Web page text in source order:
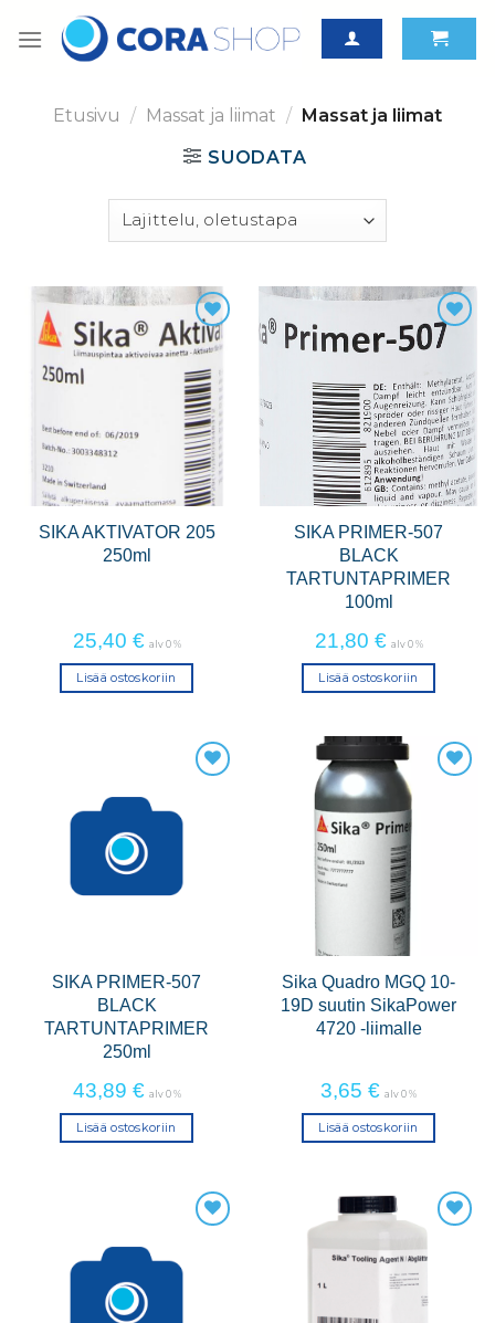
Etusivu / Massat ja liimat / Massat ja liimat
SUODATA
SIKA AKTIVATOR 205
250ml
25,40 € alv 0 %
Lisää ostoskoriin
SIKA PRIMER-507
BLACK
TARTUNTAPRIMER
100ml
21,80 € alv 0 %
Lisää ostoskoriin
SIKA PRIMER-507
BLACK
TARTUNTAPRIMER
250ml
43,89 € alv 0 %
Lisää ostoskoriin
Sika Quadro MGQ 10-
19D suutin SikaPower
4720 -liimalle
3,65 € alv 0 %
Lisää ostoskoriin